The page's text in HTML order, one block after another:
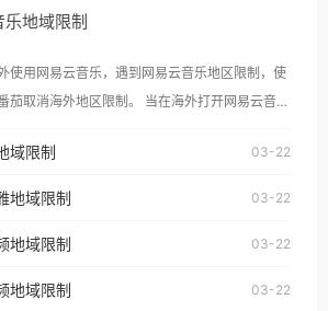
、澳门、台湾、美国、加拿
他音乐平台一样，出现地区及版权限制问题，且
中国大陆地区播放。 遇到这个问题的朋友们，
番茄回国加速器，即可解决「海外用户收听腾讯
、美国、加拿大、澳大利亚、欧洲等国家和地区
制所困扰。
地域限制
使用网易云音乐，遇到网易云音乐地区限制，使
取消海外地区限制。 当在海外打开网易云音
语。 海外用户如香港、澳门、台湾、美
加拿大、澳大利亚、欧洲等国家和地区时，网易
，且仅能在中国大陆地区播放。 遇到这个问题
听网易云音乐地区版权限制」的问题，无论人在
域限制 03-22
地域限制 03-22
地域限制 03-22
地域限制 03-22